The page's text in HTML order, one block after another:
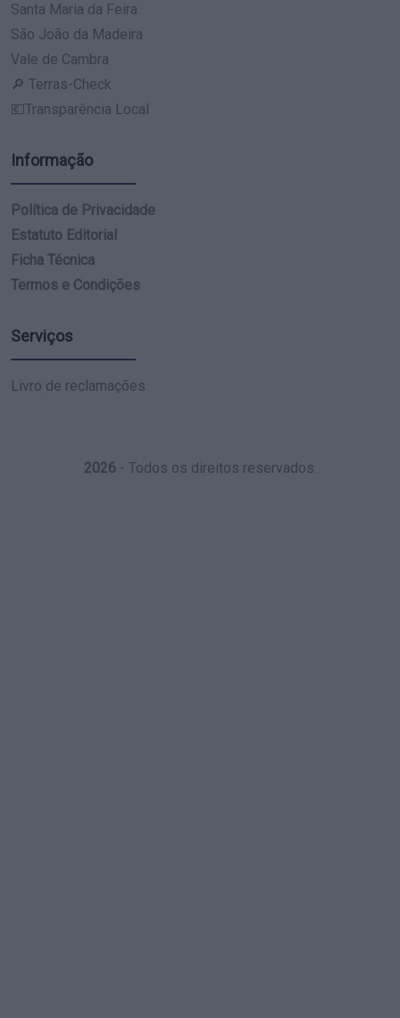
Santa Maria da Feira
São João da Madeira
Vale de Cambra
🔎 Terras-Check
💶Transparência Local
Informação
Política de Privacidade
Estatuto Editorial
Ficha Técnica
Termos e Condições
Serviços
Livro de reclamações
2026- Todos os direitos reservados.